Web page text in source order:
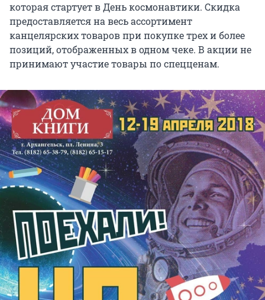
которая стартует в День космонавтики. Скидка
предоставляется на весь ассортимент
канцелярских товаров при покупке трех и более
позиций, отображенных в одном чеке. В акции не
принимают участие товары по спецценам.